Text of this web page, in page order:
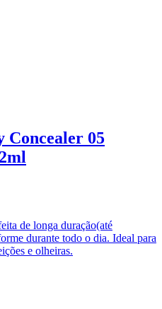
Concealer 05
de longa duração(até
durante todo o dia. Ideal para
e olheiras.